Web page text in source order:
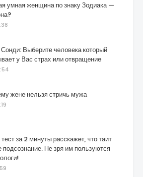
умная женщина по знаку Зодиака —
Сонди: Выберите человека который
у Вас страх или отвращение
жене нельзя стричь мужа
тест за 2 минуты расскажет, что таит
подсознание. Не зря им пользуются